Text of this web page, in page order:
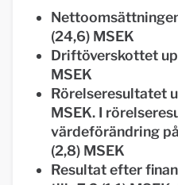
(24,6) MSEK
Driftöverskottet
MSEK
Rörelseresultatet
MSEK. I
värdeförändring
(2,8) MSEK
Resultat efter